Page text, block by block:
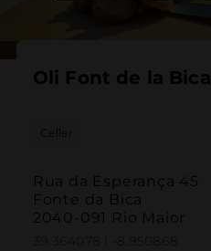
Oli Font de la Bica
Rua da Esperança 45
Fonte da Bica
2040-091 Rio Maior